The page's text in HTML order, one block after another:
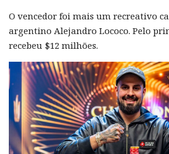
O vencedor foi mais um recreativo
argentino Alejandro Lococo. Pelo
recebeu $12 milhões.